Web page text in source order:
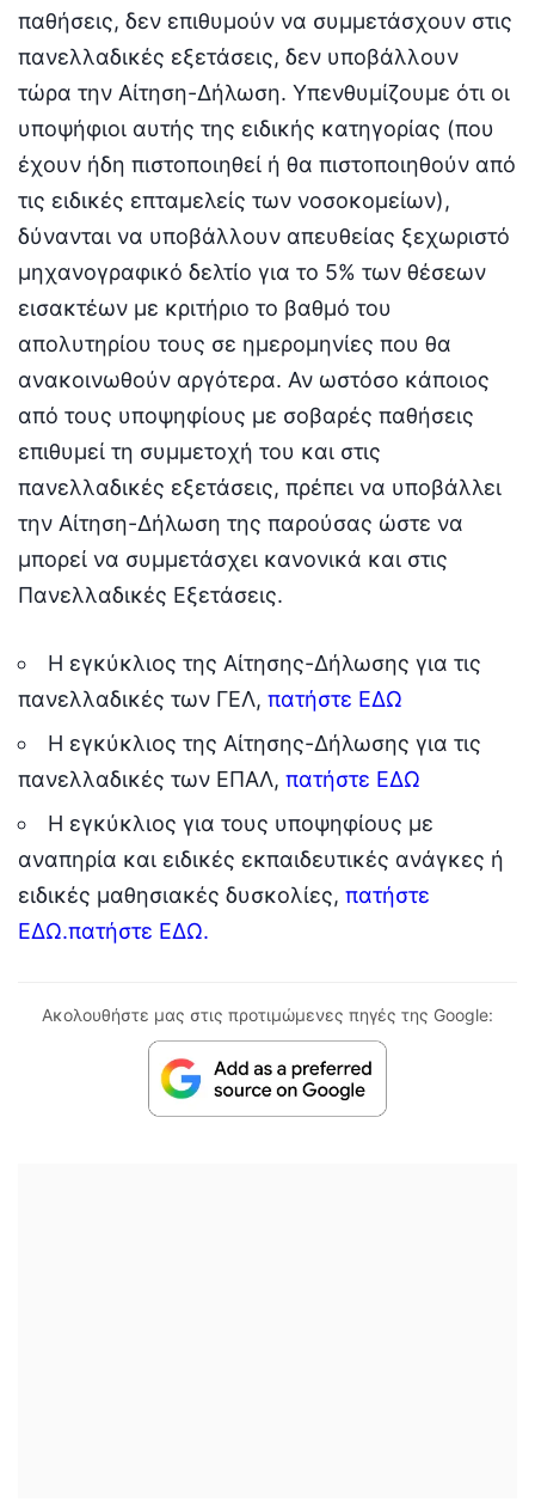
παθήσεις, δεν επιθυμούν να συμμετάσχουν στις
πανελλαδικές εξετάσεις, δεν υποβάλλουν
τώρα την Αίτηση-Δήλωση. Υπενθυμίζουμε ότι οι
υποψήφιοι αυτής της ειδικής κατηγορίας (που
έχουν ήδη πιστοποιηθεί ή θα πιστοποιηθούν από
τις ειδικές επταμελείς των νοσοκομείων),
δύνανται να υποβάλλουν απευθείας ξεχωριστό
μηχανογραφικό δελτίο για το 5% των θέσεων
εισακτέων με κριτήριο το βαθμό του
απολυτηρίου τους σε ημερομηνίες που θα
ανακοινωθούν αργότερα. Αν ωστόσο κάποιος
από τους υποψηφίους με σοβαρές παθήσεις
επιθυμεί τη συμμετοχή του και στις
πανελλαδικές εξετάσεις, πρέπει να υποβάλλει
την Αίτηση-Δήλωση της παρούσας ώστε να
μπορεί να συμμετάσχει κανονικά και στις
Πανελλαδικές Εξετάσεις.
Η εγκύκλιος της Αίτησης-Δήλωσης για τις
πανελλαδικές των ΓΕΛ, πατήστε ΕΔΩ
Η εγκύκλιος της Αίτησης-Δήλωσης για τις
πανελλαδικές των ΕΠΑΛ, πατήστε ΕΔΩ
Η εγκύκλιος για τους υποψηφίους με
αναπηρία και ειδικές εκπαιδευτικές ανάγκες ή
ειδικές μαθησιακές δυσκολίες, πατήστε
ΕΔΩ.πατήστε ΕΔΩ.
Ακολουθήστε μας στις προτιμώμενες πηγές της Google: